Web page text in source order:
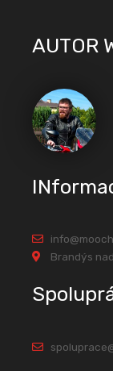
AUTOR
Brandýs